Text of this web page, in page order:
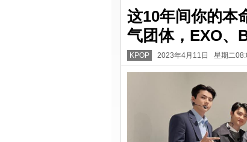
这10年间你的本
气团体，EXO、
KPOP 2023年4月11日 星期二